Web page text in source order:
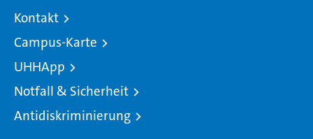
Kontakt
Campus-Karte
UHHApp
Notfall & Sicherheit
Antidiskriminierung